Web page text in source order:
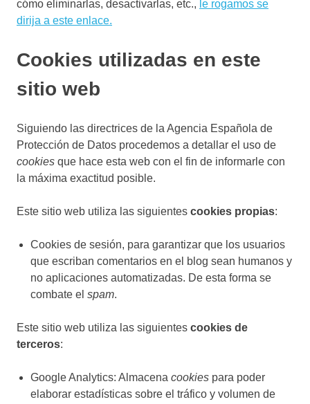
cómo eliminarlas, desactivarlas, etc., le rogamos se
dirija a este enlace.
Cookies utilizadas en este
sitio web
Siguiendo las directrices de la Agencia Española de
Protección de Datos procedemos a detallar el uso de
cookies que hace esta web con el fin de informarle con
la máxima exactitud posible.
Este sitio web utiliza las siguientes cookies propias:
Cookies de sesión, para garantizar que los usuarios
que escriban comentarios en el blog sean humanos y
no aplicaciones automatizadas. De esta forma se
combate el spam.
Este sitio web utiliza las siguientes cookies de
terceros:
Google Analytics: Almacena cookies para poder
elaborar estadísticas sobre el tráfico y volumen de